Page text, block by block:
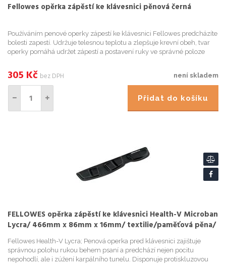
Fellowes opěrka zápěstí ke klávesnici pěnová černá
Používáním penové operky zápestí ke klávesnici Fellowes predcházíte
bolesti zapestí. Udržuje telesnou teplotu a zlepšuje krevní obeh, tvar
operky pomáhá udržet zápestí a postavení ruky ve správné poloze
není skladem
305 Kč bez DPH
Přidat do košíku
FELLOWES opěrka zápěstí ke klávesnici Health-V Microban
Lycra/ 466mm x 86mm x 16mm/ textilie/paměťová pěna/
černá
Fellowes Health-V Lycra; Penová operka pred klávesnici zajištuje
správnou polohu rukou behem psaní a predchází nejen pocitu
nepohodlí, ale i zúžení karpálního tunelu. Disponuje protiskluzovou